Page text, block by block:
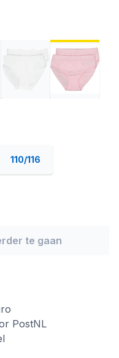
110/116
te gaan
PostNL